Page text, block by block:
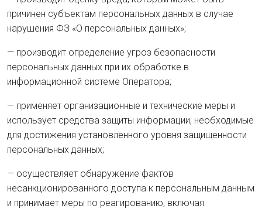
причинен субъектам персональных данных в случае
нарушения ФЗ «О персональных данных»;
— производит определение угроз безопасности
персональных данных при их обработке в
информационной системе Оператора;
— применяет организационные и технические меры и
использует средства защиты информации, необходимые
для достижения установленного уровня защищенности
персональных данных;
— осуществляет обнаружение фактов
несанкционированного доступа к персональным данным
и принимает меры по реагированию, включая